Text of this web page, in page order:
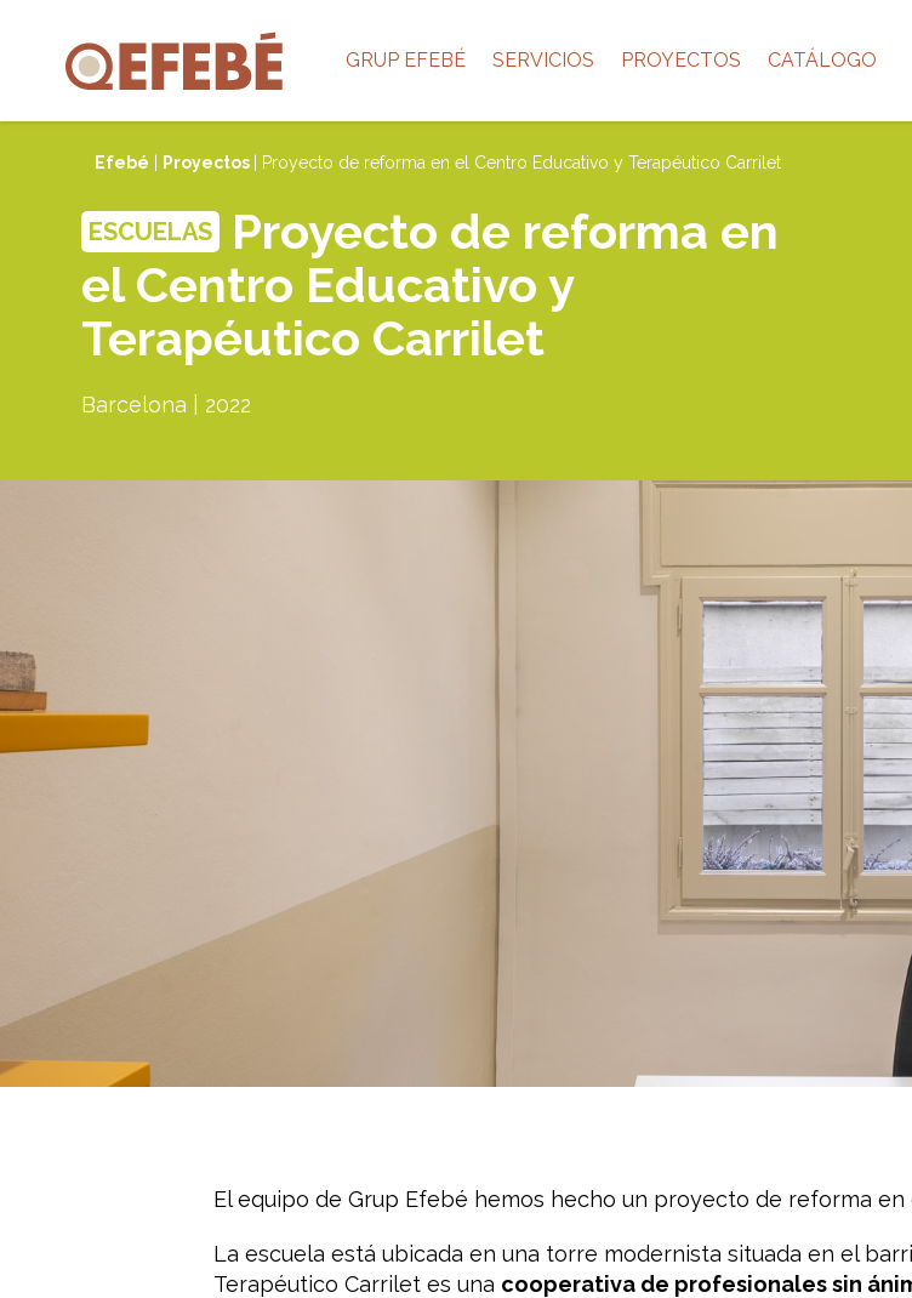
GRUP EFEBÉ SERVICIOS PROYECTOS CATÁLOGO
Efebé Proyectos | Proyecto de reforma en el Centro Educativo y Terapéutico Carrilet
ESCUELAS
Proyecto de reforma en
el Centro Educativo y
Terapéutico Carrilet
Barcelona | 2022
El equipo de Grup Efebé hemos hecho un proyecto de reforma en
La escuela está ubicada en una torre modernista situada en el
Terapéutico Carrilet es una cooperativa de profesionales sin